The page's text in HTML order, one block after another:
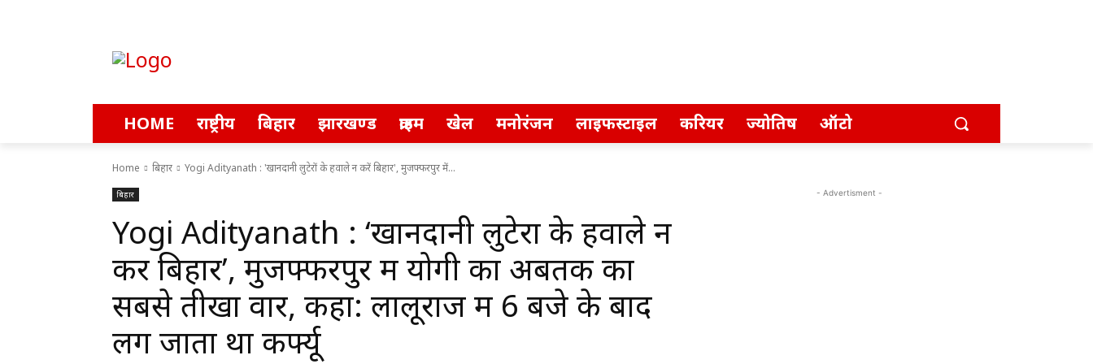
HOME राष्ट्रीय बिहार झारखण्ड क्राइम खेल मनोरंजन लाइफस्टाइल करियर ज्योतिष ऑटो
Home बिहार Yogi Adityanath : 'खानदानी लुटेरों के हवाले न करें बिहार', मुजफ्फरपुर में...
बिहार
Yogi Adityanath : ‘खानदानी लुटेरों के हवाले न
करें बिहार’, मुजफ्फरपुर में योगी का अबतक का
सबसे तीखा वार, कहा: लालूराज में 6 बजे के बाद
लग जाता था कर्फ्यू
- Advertisment -